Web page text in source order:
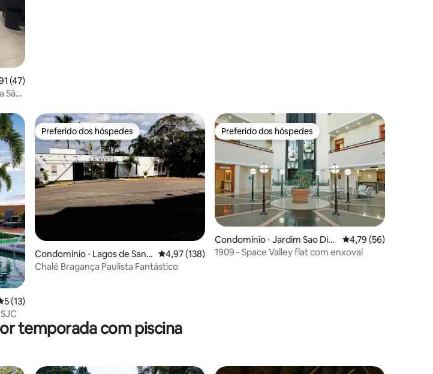
de uma avaliação média de 5, 47 avaliações
(47)
São
de uma avaliação média de 5, 13 avaliações
5 (13)
Preferido dos hóspedes
Preferido dos hóspedes
Condomínio ⋅ Lagos de Sant
a Helena
4,97 de uma avaliação média de 5, 138 avaliações
4,97 (138)
Chalé Bragança Paulista Fantástico
Preferido dos hóspedes
Preferido dos hóspedes
Condomínio ⋅ Jardim Sao Dim
as
4,79 de uma
4,79 (56)
1909 - Space Valley flat com enxoval
temporada com piscina